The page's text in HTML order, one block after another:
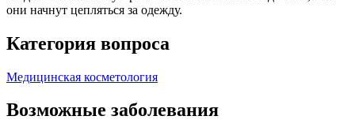
они начнут цепляться за одежду.
Категория вопроса
Медицинская косметология
Возможные заболевания